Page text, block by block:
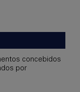
concebidos
por